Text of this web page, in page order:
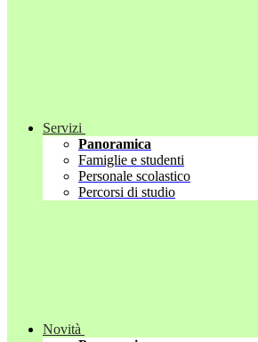
Servizi
Panoramica
Famiglie e studenti
Personale scolastico
Percorsi di studio
Novità